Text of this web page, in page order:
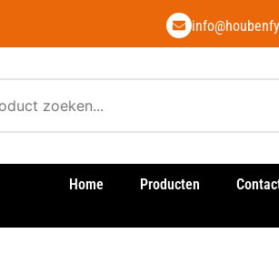
Home Producten